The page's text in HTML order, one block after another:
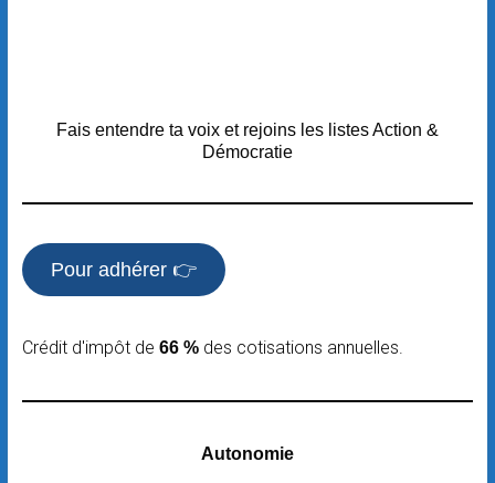
Fais entendre ta voix et rejoins les listes Action &
Démocratie
Pour adhérer 👉
Crédit d'impôt de 66 %des cotisations annuelles.
Autonomie